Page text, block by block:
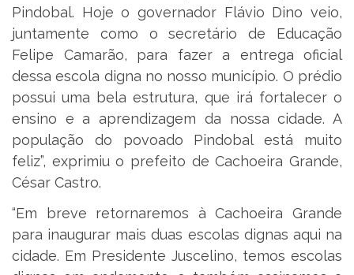
Pindobal. Hoje o governador Flávio Dino veio,
juntamente como o secretário de Educação
Felipe Camarão, para fazer a entrega oficial
dessa escola digna no nosso município. O prédio
possui uma bela estrutura, que irá fortalecer o
ensino e a aprendizagem da nossa cidade. A
população do povoado Pindobal está muito
feliz”, exprimiu o prefeito de Cachoeira Grande,
César Castro.
“Em breve retornaremos à Cachoeira Grande
para inaugurar mais duas escolas dignas aqui na
cidade. Em Presidente Juscelino, temos escolas